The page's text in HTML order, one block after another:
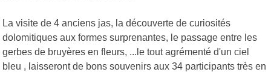
La visite de 4 anciens jas, la découverte de curiosités
dolomitiques aux formes surprenantes, le passage entre les
gerbes de bruyères en fleurs, ...le tout agrémenté d'un ciel
bleu , laisseront de bons souvenirs aux 34 participants très en